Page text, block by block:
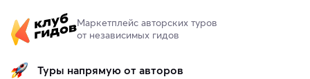
Маркетплейс авторских туров
от независимых гидов
Туры напрямую от авторов